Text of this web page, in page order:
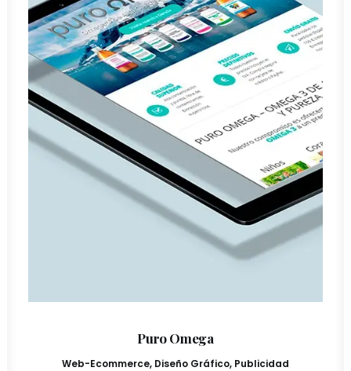
Puro Omega
Web-Ecommerce, Diseño Gráfico, Publicidad